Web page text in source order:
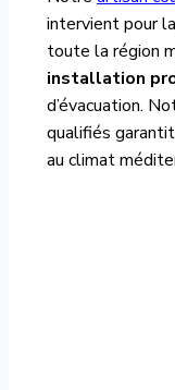
intervient pour
toute la région
installation
d’évacuation.
qualifiés
au climat